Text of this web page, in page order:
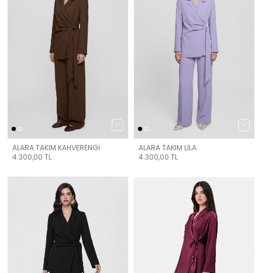
ALARA TAKIM KAHVERENGİ
4.300,00 TL
ALARA TAKIM LİLA
4.300,00 TL